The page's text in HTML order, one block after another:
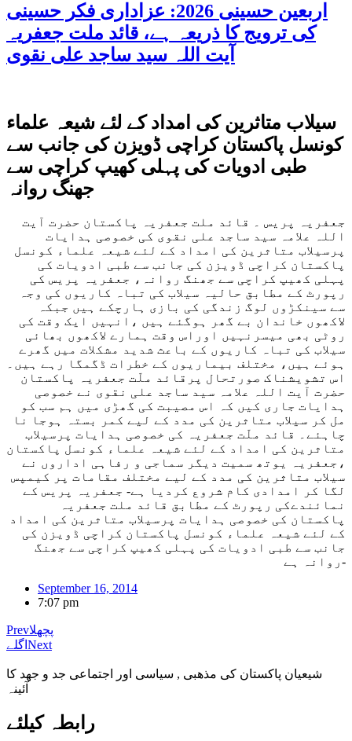
اربعین حسینی 2026: عزاداری فکر حسینی
کی ترویج کا ذریعہ ہے، قائد ملت جعفریہ
آیت اللہ سید ساجد علی نقوی
سیلاب متاثرین کی امداد کے لئے شیعہ علماء
کونسل پاکستان کراچی ڈویزن کی جانب سے
طبی ادویات کی پہلی کھیپ کراچی سے
جھنگ روانہ
جعفریہ پریس ۔ قائد ملت جعفریہ پاکستان حضرت آیت
اللہ علامہ سید ساجد علی نقوی کی خصوصی ہدایات
پرسیلاب متاثرین کی امداد کے لئے شیعہ علماء کونسل
پاکستان کراچی ڈویزن کی جانب سے طبی ادویات کی
پہلی کھیپ کراچی سے جھنگ روانہ، جعفریہ پریس کی
رپورٹ کے مطابق حالیہ سیلاب کی تباہ کاریوں کی وجہ
سے سینکڑوں لوگ زندگی کی بازی ہارچکے ہیں جبکہ
لاکھوں خاندان بے گھر ہوگئے ہیں ،انہیں ایک وقت کی
روٹی بھی میسرنہیں اوراس وقت ہمارے لاکھوں بھائی
سیلاب کی تباہ کاریوں کے باعث شدید مشکلات میں گھرے
ہوئے ہیں، مختلف بیماریوں کے خطرات ڈگمگا رہے ہیں۔
اس تشویشناک صورتحال پرقائد ملّت جعفریہ پاکستان
حضرت آیت اللہ علامہ سید ساجد علی نقوی نے خصوصی
ہدایات جاری کیں کہ اس مصیبت کی گھڑی میں ہم سب کو
مل کر سیلاب متاثرین کی مدد کے لیے کمر بستہ ہوجا نا
چاہئے۔ قائد ملّت جعفریہ کی خصوصی ہدایات پرسیلاب
متاثرین کی امداد کے لئے شیعہ علماء کونسل پاکستان
،جعفریہ یوتھ سمیت دیگر سماجی و رفاہی اداروں نے
سیلاب متاثرین کی مدد کے لیے مختلف مقامات پر کیمپس
لگا کر امدادی کام شروع کردیا ہے- جعفریہ پریس کے
نمائندےکی رپورٹ کے مطابق قائد ملت جعفریہ
پاکستان کی خصوصی ہدایات پرسیلاب متاثرین کی امداد
کے لئے شیعہ علماء کونسل پاکستان کراچی ڈویزن کی
جانب سے طبی ادویات کی پہلی کھیپ کراچی سے جھنگ
روانہ ہے-
September 16, 2014
7:07 pm
Prevپچھلا
اگلے Next
شیعیان پاکستان کی مذهبی , سیاسی اور اجتماعی جد و جهد کا
آئینہ